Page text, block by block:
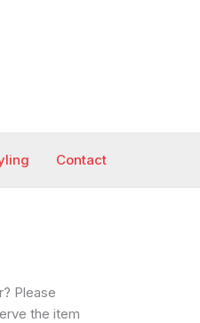
Contact
Please
the item